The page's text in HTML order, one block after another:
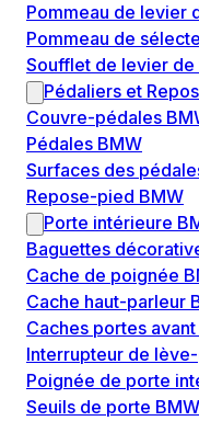
Pommeau de levier
Pommeau de
Soufflet de levier de
Pédaliers et
Couvre-pédales
Pédales BMW
Surfaces des
Repose-pied BMW
Porte intérieure
Baguettes
Cache de poignée
Cache haut-parleur
Caches portes
Interrupteur de
Poignée de porte
Seuils de porte BMW